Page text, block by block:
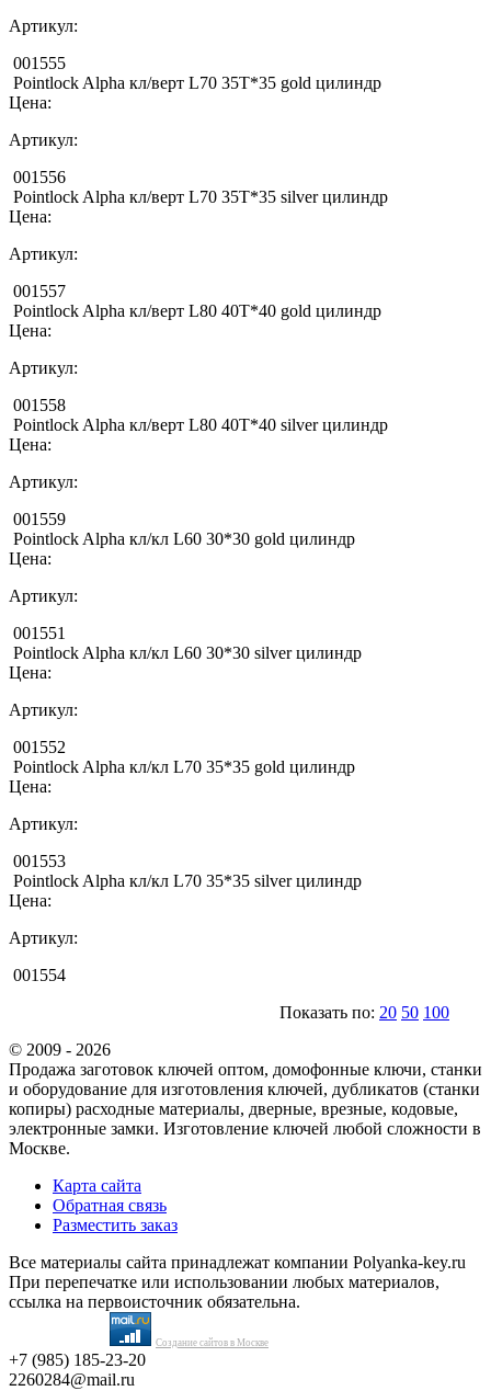
Артикул:
001555
Pointlock Alpha кл/верт L70 35Т*35 gold цилиндр
Цена:
Артикул:
001556
Pointlock Alpha кл/верт L70 35Т*35 silver цилиндр
Цена:
Артикул:
001557
Pointlock Alpha кл/верт L80 40Т*40 gold цилиндр
Цена:
Артикул:
001558
Pointlock Alpha кл/верт L80 40Т*40 silver цилиндр
Цена:
Артикул:
001559
Pointlock Alpha кл/кл L60 30*30 gold цилиндр
Цена:
Артикул:
001551
Pointlock Alpha кл/кл L60 30*30 silver цилиндр
Цена:
Артикул:
001552
Pointlock Alpha кл/кл L70 35*35 gold цилиндр
Цена:
Артикул:
001553
Pointlock Alpha кл/кл L70 35*35 silver цилиндр
Цена:
Артикул:
001554
Показать по: 20 50 100
© 2009 - 2026
Продажа заготовок ключей оптом, домофонные ключи, станки
и оборудование для изготовления ключей, дубликатов (станки
копиры) расходные материалы, дверные, врезные, кодовые,
электронные замки. Изготовление ключей любой сложности в
Москве.
Карта сайта
Обратная связь
Разместить заказ
Все материалы сайта принадлежат компании Polyanka-key.ru
При перепечатке или использовании любых материалов,
ссылка на первоисточник обязательна.
Создание сайтов в Москве
+7 (985) 185-23-20
2260284@mail.ru